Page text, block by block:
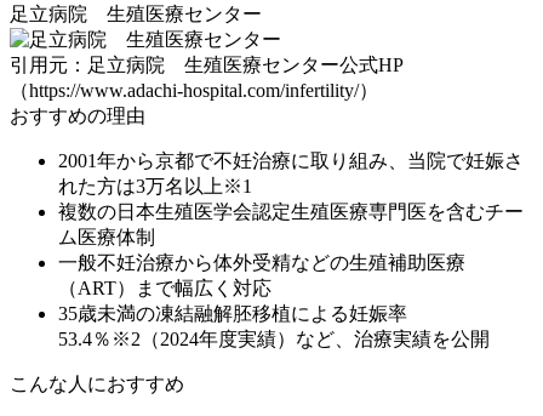
足立病院 生殖医療センター
引用元：足立病院 生殖医療センター公式HP
（https://www.adachi-hospital.com/infertility/）
おすすめの理由
2001年から京都で不妊治療に取り組み、当院で妊娠さ
れた方は3万名以上※1
複数の日本生殖医学会認定生殖医療専門医を含むチー
ム医療体制
一般不妊治療から体外受精などの生殖補助医療
（ART）まで幅広く対応
35歳未満の凍結融解胚移植による妊娠率
53.4％※2（2024年度実績）など、治療実績を公開
こんな人におすすめ